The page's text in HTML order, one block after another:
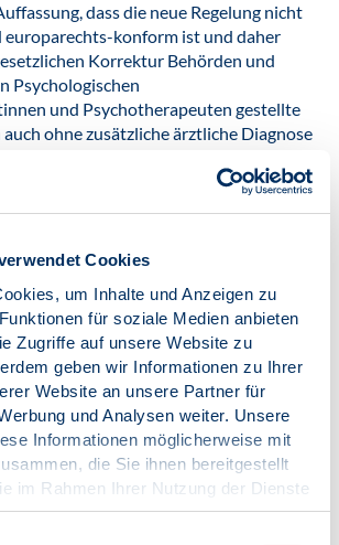
Cookies
um Inhalte und Anzeigen zu
für soziale Medien anbieten
Zugriffe auf unsere Website zu
geben wir Informationen zu Ihrer
Website an unsere Partner für
und Analysen weiter. Unsere
Informationen möglicherweise mit
die Sie ihnen bereitgestellt
im Rahmen Ihrer Nutzung der Dienste
dass die neue Regelung nicht
europarechts-konform ist und daher
Korrektur Behörden und
Psychologischen
und Psychotherapeuten gestellte
auch ohne zusätzliche ärztliche Diagnose
berücksichtigen müssen.
und Psychotherapeuten und
Fachärzten mit z.B. unkomplizierter
Dolmetscherstellung, zu erleichtern.